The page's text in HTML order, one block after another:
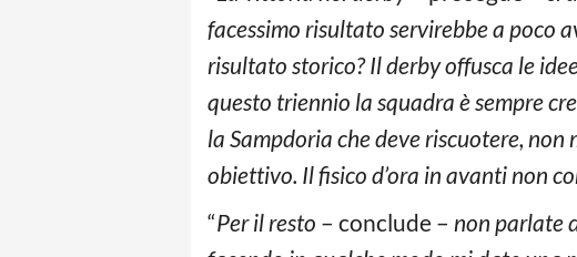
facessimo risultato servirebbe a poco
risultato storico? Il derby offusca le
questo triennio la squadra è sempre
la Sampdoria che deve riscuotere,
obiettivo. Il fisico d’ora in avanti non
“Per il resto – conclude – non parlate